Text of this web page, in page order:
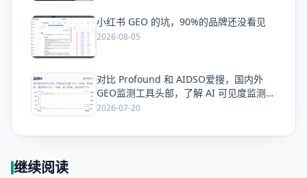
爱 小红书 GEO 的坑，90%的品牌还没看见
2026-08-05
爱
对比 Profound 和 AIDSO爱搜，国内外
GEO监测工具头部，了解 AI 可见度监测全
方案
2026-07-20
继续阅读